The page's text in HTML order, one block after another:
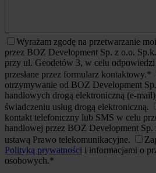
Wyrażam zgodę na przetwarzanie
przez BOZ Development Sp. z o.o.
przy ul. Geodetów 3, w celu
przesłane przez formularz kontaktowy.*
otrzymywanie od BOZ Development
handlowych drogą elektroniczną (e-
świadczeniu usług drogą elektroniczną.
kontakt telefoniczny lub SMS w celu
handlowej przez BOZ Development Sp.
ustawą Prawo telekomunikacyjne.
Polityką prywatności i informacjami o
osobowych.*